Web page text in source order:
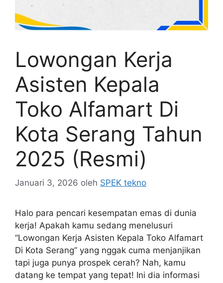
Lowongan Kerja
Asisten Kepala
Toko Alfamart Di
Kota Serang Tahun
2025 (Resmi)
Januari 3, 2026 oleh SPEK tekno
Halo para pencari kesempatan emas di dunia
kerja! Apakah kamu sedang menelusuri
“Lowongan Kerja Asisten Kepala Toko Alfamart
Di Kota Serang” yang nggak cuma menjanjikan
tapi juga punya prospek cerah? Nah, kamu
datang ke tempat yang tepat! Ini dia informasi